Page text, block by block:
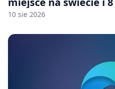
10 sie 2026